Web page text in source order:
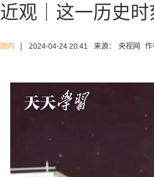
近观｜这一历史
国内 2024-04-24 20:41 来源： 央视网 作